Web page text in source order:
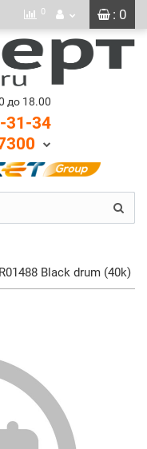
: 0
0
до 18.00
31-34
Black drum (40k)